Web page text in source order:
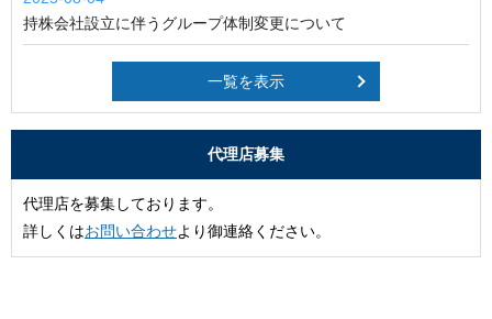
持株会社設立に伴うグループ体制変更について
一覧を表示
代理店募集
代理店を募集しております。
詳しくはお問い合わせより御連絡ください。